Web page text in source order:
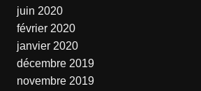
juin 2020
février 2020
janvier 2020
décembre 2019
novembre 2019